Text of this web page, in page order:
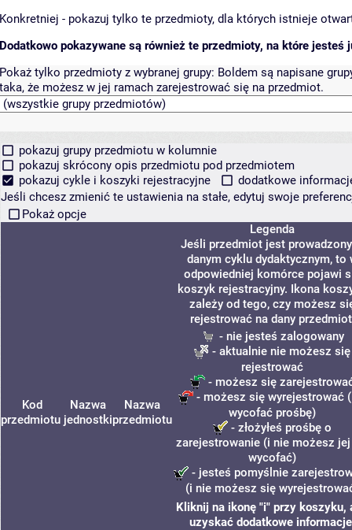
Konkretniej - pokazuj tylko te przedmioty, dla których istnieje
Dodatkowo pokazywane są również te przedmioty, na które jesteś
Pokaż tylko przedmioty z wybranej grupy: Boldem są napisane
taka, że możesz w jej ramach zarejestrować się na przedmiot.
pokazuj grupy przedmiotu w kolumnie
pokazuj skrócony opis przedmiotu pod przedmiotem
pokazuj cykle i koszyki rejestracyjne
dodatkowe
Jeśli chcesz zmienić te ustawienia na stałe, edytuj swoje
Pokaż opcje
Kod
przedmiotu
Nazwa
jednostki
Nazwa
przedmiotu
Legenda
Jeśli przedmiot jest
danym cyklu dydaktycznym, to
odpowiedniej komórce pojawi
koszyk rejestracyjny. Ikona
zależy od tego, czy możesz
rejestrować na dany
- nie jesteś zalogowany
- aktualnie nie możesz się
rejestrować
- możesz się
- możesz się wyrejestrować
wycofać prośbę)
- złożyłeś prośbę o
zarejestrowanie (i nie możesz
wycofać)
- jesteś pomyślnie
(i nie możesz się
Kliknij na ikonę "i" przy koszyku,
uzyskać dodatkowe